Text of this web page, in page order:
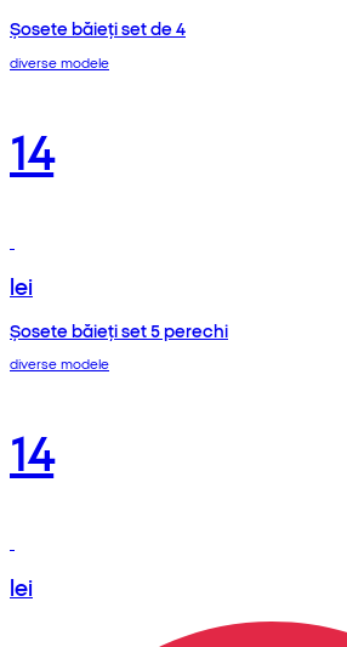
Șosete băieți set de 4
diverse modele
14
lei
Șosete băieți set 5 perechi
diverse modele
14
lei